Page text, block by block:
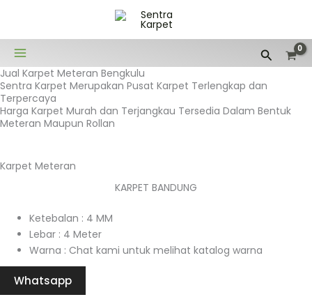
konten
Cari
Jual Karpet Meteran Bengkulu
Sentra Karpet Merupakan Pusat Karpet Terlengkap dan
Terpercaya
Harga Karpet Murah dan Terjangkau Tersedia Dalam Bentuk
Meteran Maupun Rollan
Karpet Meteran
KARPET BANDUNG
Ketebalan : 4 MM
Lebar : 4 Meter
Warna : Chat kami untuk melihat katalog warna
Whatsapp